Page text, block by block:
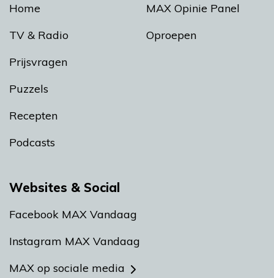
Home
TV & Radio
Prijsvragen
Puzzels
Recepten
Podcasts
MAX Opinie Panel
Oproepen
Websites & Social
Facebook MAX Vandaag
Instagram MAX Vandaag
MAX op sociale media